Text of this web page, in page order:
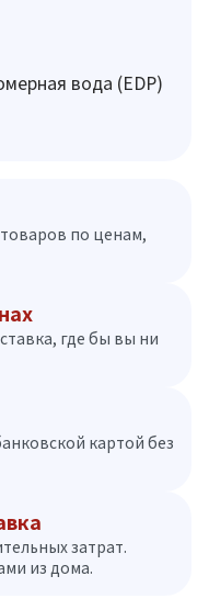
вода (EDP)
по ценам,
где бы вы ни
картой без
затрат.
из дома.